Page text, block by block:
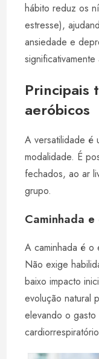
hábito reduz os
estresse),
ansiedade e
Principais
aeróbicos
A versatilidade é
modalidade. É
fechados, ao ar
grupo.
Caminhada
A caminhada é o
Não exige
baixo impacto
evolução natural
elevando o